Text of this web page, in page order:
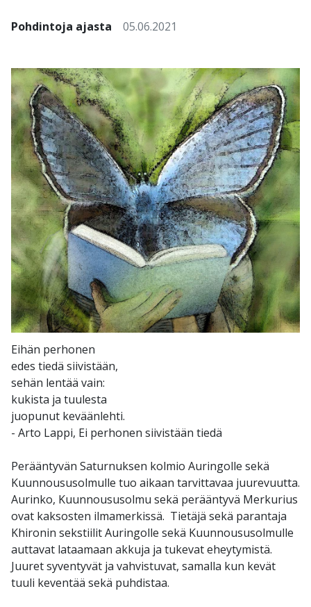
Pohdintoja ajasta 05.06.2021
Eihän perhonen
edes tiedä siivistään,
sehän lentää vain:
kukista ja tuulesta
juopunut keväänlehti.
- Arto Lappi, Ei perhonen siivistään tiedä
Perääntyvän Saturnuksen kolmio Auringolle sekä
Kuunnoususolmulle tuo aikaan tarvittavaa juurevuutta.
Aurinko, Kuunnoususolmu sekä perääntyvä Merkurius
ovat kaksosten ilmamerkissä. Tietäjä sekä parantaja
Khironin sekstiilit Auringolle sekä Kuunnoususolmulle
auttavat lataamaan akkuja ja tukevat eheytymistä.
Juuret syventyvät ja vahvistuvat, samalla kun kevät
tuuli keventää sekä puhdistaa.